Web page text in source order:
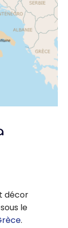
décor
le
.